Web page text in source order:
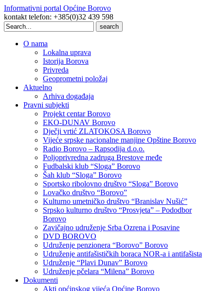
Informativni portal Općine Borovo
kontakt telefon: +385(0)32 439 598
Search
for:
O nama
Lokalna uprava
Istorija Borova
Privreda
Geoprometni položaj
Aktuelno
Arhiva događaja
Pravni subjekti
Projekt centar Borovo
EKO-DUNAV Borovo
Dječji vrtić ZLATOKOSA Borovo
Vijeće srpske nacionalne manjine Opštine Borovo
Radio Borovo – Rapsodija d.o.o.
Poljoprivredna zadruga Brestove međe
Fudbalski klub “Sloga” Borovo
Šah klub “Sloga” Borovo
Sportsko ribolovno društvo “Sloga” Borovo
Lovačko društvo “Borovo”
Kulturno umetničko društvo “Branislav Nušić”
Srpsko kulturno društvo “Prosvjeta” – Pododbor
Borovo
Zavičajno udruženje Srba Ozrena i Posavine
DVD BOROVO
Udruženje penzionera “Borovo” Borovo
Udruženje antifašističkih boraca NOR-a i antifašista
Udruženje “Plavi Dunav” Borovo
Udruženje pčelara “Milena” Borovo
Dokumenti
Akti općinskog vijeća Općine Borovo